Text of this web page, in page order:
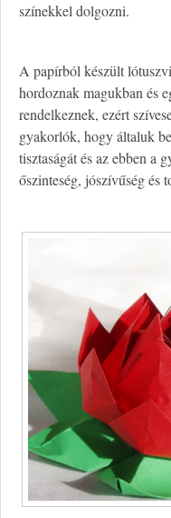
színekkel dolgozni.
A papírból készült
hordoznak magukban és
rendelkeznek, ezért
gyakorlók, hogy általuk
tisztaságát és az ebben a
őszinteség, jószívűség és